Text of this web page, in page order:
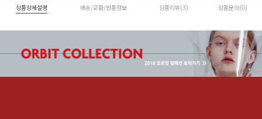
상품상세설명 배송/교환/반품정보 상품리뷰(3) 상품문의(0)